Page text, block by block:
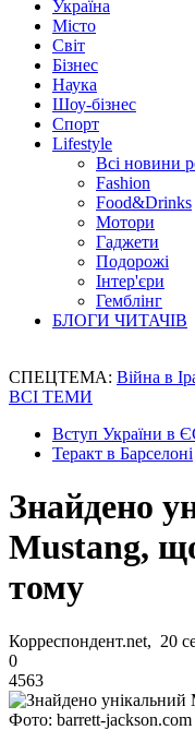
Україна
Місто
Світ
Бізнес
Наука
Шоу-бізнес
Спорт
Lifestyle
Всі новини
Fashion
Food&Drinks
Мотори
Гаджети
Подорожі
Інтер'єри
Гемблінг
БЛОГИ ЧИТАЧІВ
СПЕЦТЕМА: Війна в
ВСІ ТЕМИ
Вступ України в
Теракт в Барселоні
Знайдено
Mustang,
тому
Корреспондент.net, 20
0
4563
Фото: barrett-jackson.com